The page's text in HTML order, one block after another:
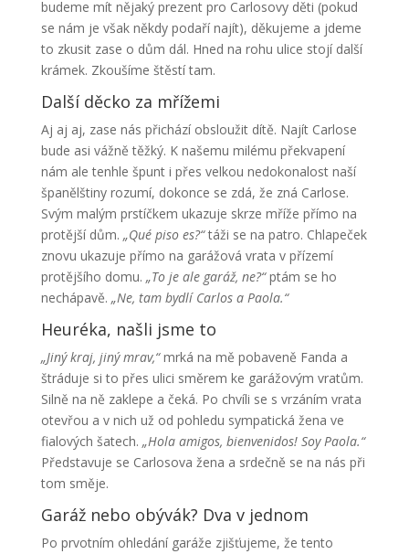
budeme mít nějaký prezent pro Carlosovy děti (pokud
se nám je však někdy podaří najít), děkujeme a jdeme
to zkusit zase o dům dál. Hned na rohu ulice stojí další
krámek. Zkoušíme štěstí tam.
Další děcko za mřížemi
Aj aj aj, zase nás přichází obsloužit dítě. Najít Carlose
bude asi vážně těžký. K našemu milému překvapení
nám ale tenhle špunt i přes velkou nedokonalost naší
španělštiny rozumí, dokonce se zdá, že zná Carlose.
Svým malým prstíčkem ukazuje skrze mříže přímo na
protější dům. „Qué piso es?“táži se na patro. Chlapeček
znovu ukazuje přímo na garážová vrata v přízemí
protějšího domu. „To je ale garáž, ne?“ptám se ho
nechápavě. „Ne, tam bydlí Carlos a Paola.“
Heuréka, našli jsme to
„Jiný kraj, jiný mrav,“mrká na mě pobaveně Fanda a
štráduje si to přes ulici směrem ke garážovým vratům.
Silně na ně zaklepe a čeká. Po chvíli se s vrzáním vrata
otevřou a v nich už od pohledu sympatická žena ve
fialových šatech. „Hola amigos, bienvenidos! Soy Paola.“
Představuje se Carlosova žena a srdečně se na nás při
tom směje.
Garáž nebo obývák? Dva v jednom
Po prvotním ohledání garáže zjišťujeme, že tento